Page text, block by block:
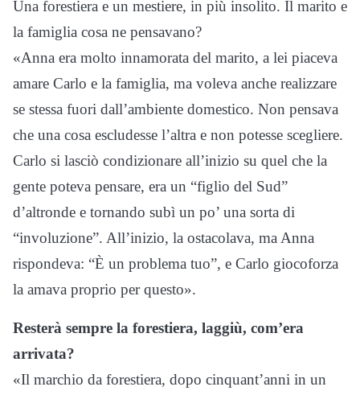
Una forestiera e un mestiere, in più insolito. Il marito e
la famiglia cosa ne pensavano?
«Anna era molto innamorata del marito, a lei piaceva
amare Carlo e la famiglia, ma voleva anche realizzare
se stessa fuori dall’ambiente domestico. Non pensava
che una cosa escludesse l’altra e non potesse scegliere.
Carlo si lasciò condizionare all’inizio su quel che la
gente poteva pensare, era un “figlio del Sud”
d’altronde e tornando subì un po’ una sorta di
“involuzione”. All’inizio, la ostacolava, ma Anna
rispondeva: “È un problema tuo”, e Carlo giocoforza
la amava proprio per questo».
Resterà sempre la forestiera, laggiù, com’era
arrivata?
«Il marchio da forestiera, dopo cinquant’anni in un